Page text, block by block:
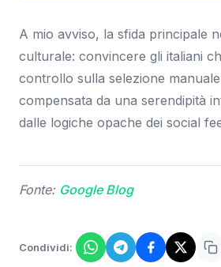
A mio avviso, la sfida principale
culturale: convincere gli italiani
controllo sulla selezione
compensata da una serendipità
dalle logiche opache dei social
Fonte: Google Blog
Condividi: